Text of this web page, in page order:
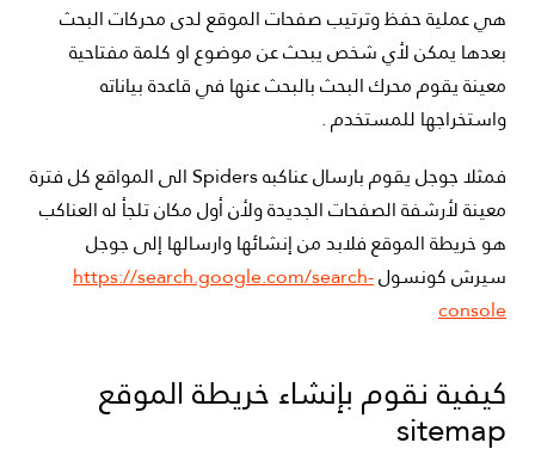
هي عملية حفظ وترتيب صفحات الموقع لدى محركات البحث
بعدها يمكن لأي شخص يبحث عن موضوع او كلمة مفتاحية
معينة يقوم محرك البحث بالبحث عنها في قاعدة بياناته
واستخراجها للمستخدم .
فمثلا جوجل يقوم بارسال عناكبه Spiders الى المواقع كل فترة
معينة لأرشفة الصفحات الجديدة ولأن أول مكان تلجأ له العناكب
هو خريطة الموقع فلابد من إنشائها وارسالها إلى جوجل
سيرش كونسولhttps://search.google.com/search-
console
كيفية نقوم بإنشاء خريطة الموقع
sitemap